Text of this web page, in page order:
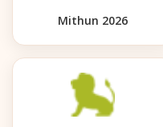
Mithun 2026